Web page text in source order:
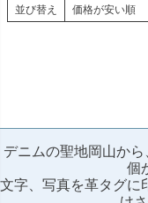
並び替え 価格が安い順
デニムの聖地岡山か
個
文字、写真を革タグに